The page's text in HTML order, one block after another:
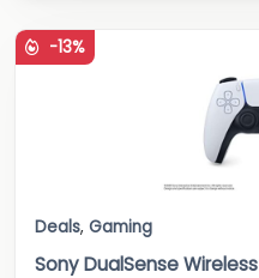
-13%
Deals, Gaming
Sony DualSense